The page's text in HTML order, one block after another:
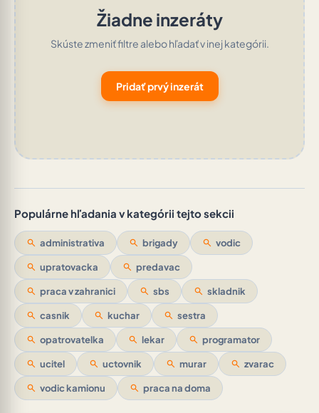
Žiadne inzeráty
Skúste zmeniť filtre alebo hľadať v inej kategórii.
Pridať prvý inzerát
Populárne hľadania v kategórii tejto sekcii
search administrativa search brigady search vodic
search upratovacka search predavac
search praca v zahranici search sbs search skladnik
search casnik search kuchar search sestra
search opatrovatelka search lekar search programator
search ucitel search uctovnik search murar search zvarac
search vodic kamionu search praca na doma